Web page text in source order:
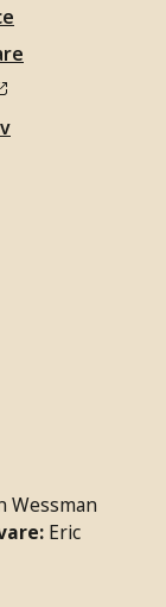
Wessman
Eric